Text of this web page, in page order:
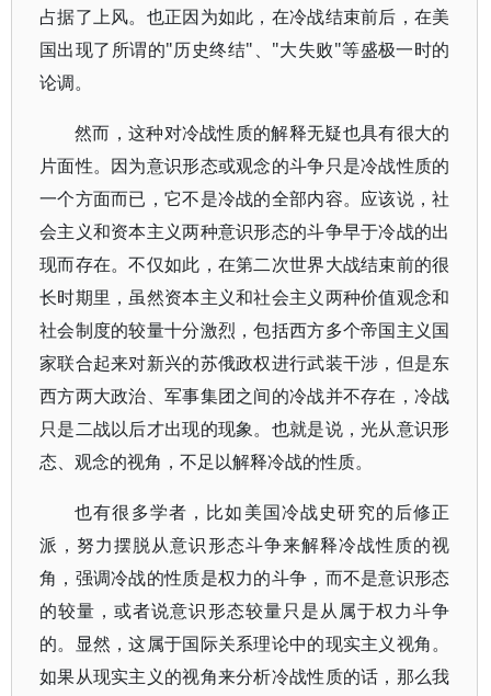
占据了上风。也正因为如此，在冷战结束前后，在美
国出现了所谓的"历史终结"、"大失败"等盛极一时的
论调。
然而，这种对冷战性质的解释无疑也具有很大的
片面性。因为意识形态或观念的斗争只是冷战性质的
一个方面而已，它不是冷战的全部内容。应该说，社
会主义和资本主义两种意识形态的斗争早于冷战的出
现而存在。不仅如此，在第二次世界大战结束前的很
长时期里，虽然资本主义和社会主义两种价值观念和
社会制度的较量十分激烈，包括西方多个帝国主义国
家联合起来对新兴的苏俄政权进行武装干涉，但是东
西方两大政治、军事集团之间的冷战并不存在，冷战
只是二战以后才出现的现象。也就是说，光从意识形
态、观念的视角，不足以解释冷战的性质。
也有很多学者，比如美国冷战史研究的后修正
派，努力摆脱从意识形态斗争来解释冷战性质的视
角，强调冷战的性质是权力的斗争，而不是意识形态
的较量，或者说意识形态较量只是从属于权力斗争
的。显然，这属于国际关系理论中的现实主义视角。
如果从现实主义的视角来分析冷战性质的话，那么我